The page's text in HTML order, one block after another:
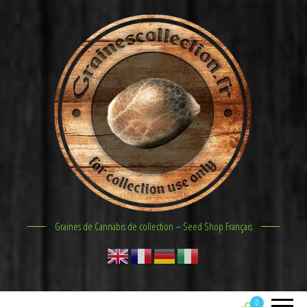
Graines de Cannabis de collection – Seed Shop Français
0